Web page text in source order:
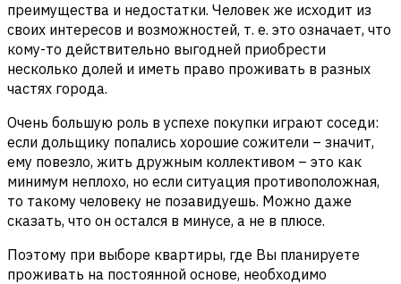
преимущества и недостатки. Человек же исходит из
своих интересов и возможностей, т. е. это означает, что
кому-то действительно выгодней приобрести
несколько долей и иметь право проживать в разных
частях города.
Очень большую роль в успехе покупки играют соседи:
если дольщику попались хорошие сожители – значит,
ему повезло, жить дружным коллективом – это как
минимум неплохо, но если ситуация противоположная,
то такому человеку не позавидуешь. Можно даже
сказать, что он остался в минусе, а не в плюсе.
Поэтому при выборе квартиры, где Вы планируете
проживать на постоянной основе, необходимо